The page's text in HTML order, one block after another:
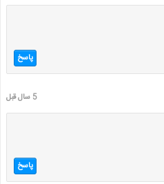
پاسخ
5 سال قبل
پاسخ